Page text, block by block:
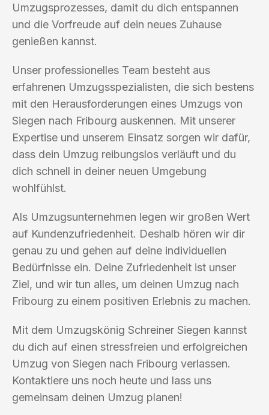
Umzugsprozesses, damit du dich entspannen
und die Vorfreude auf dein neues Zuhause
genießen kannst.
Unser professionelles Team besteht aus
erfahrenen Umzugsspezialisten, die sich bestens
mit den Herausforderungen eines Umzugs von
Siegen nach Fribourg auskennen. Mit unserer
Expertise und unserem Einsatz sorgen wir dafür,
dass dein Umzug reibungslos verläuft und du
dich schnell in deiner neuen Umgebung
wohlfühlst.
Als Umzugsunternehmen legen wir großen Wert
auf Kundenzufriedenheit. Deshalb hören wir dir
genau zu und gehen auf deine individuellen
Bedürfnisse ein. Deine Zufriedenheit ist unser
Ziel, und wir tun alles, um deinen Umzug nach
Fribourg zu einem positiven Erlebnis zu machen.
Mit dem Umzugskönig Schreiner Siegen kannst
du dich auf einen stressfreien und erfolgreichen
Umzug von Siegen nach Fribourg verlassen.
Kontaktiere uns noch heute und lass uns
gemeinsam deinen Umzug planen!